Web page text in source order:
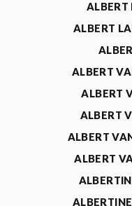
ALBERT
ALBERT
ALBERT
ALBERT
ALBERT
ALBERT
ALBERT